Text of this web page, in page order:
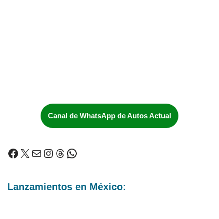
Canal de WhatsApp de Autos Actual
Lanzamientos en México: